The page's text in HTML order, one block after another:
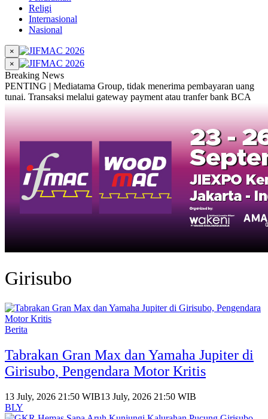
Religi
Internasional
Nasional
×
×
Breaking News
PENTING | Mediatama Group, tidak menerima pembayaran uang
tunai. Transaksi melalui gateway payment atau tranfer bank BCA
Girisubo
Berita
Tabrakan Gran Max dan Yamaha Jupiter di
Girisubo, Pengendara Motor Kritis
13 July, 2026 21:50 WIB13 July, 2026 21:50 WIB
BLY